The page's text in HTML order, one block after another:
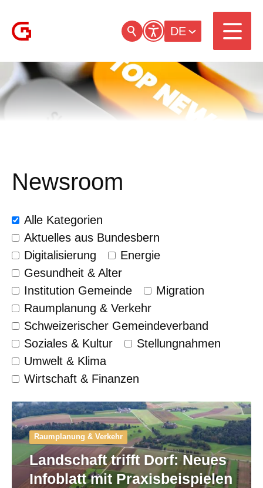
DE
Newsroom
Alle Kategorien
Aktuelles aus Bundesbern
Digitalisierung
Energie
Gesundheit & Alter
Institution Gemeinde
Migration
Raumplanung & Verkehr
Schweizerischer Gemeinde­verband
Soziales & Kultur
Stellungnahmen
Umwelt & Klima
Wirtschaft & Finanzen
Raumplanung & Verkehr
Landschaft trifft Dorf: Neues
Infoblatt mit Praxisbeispielen